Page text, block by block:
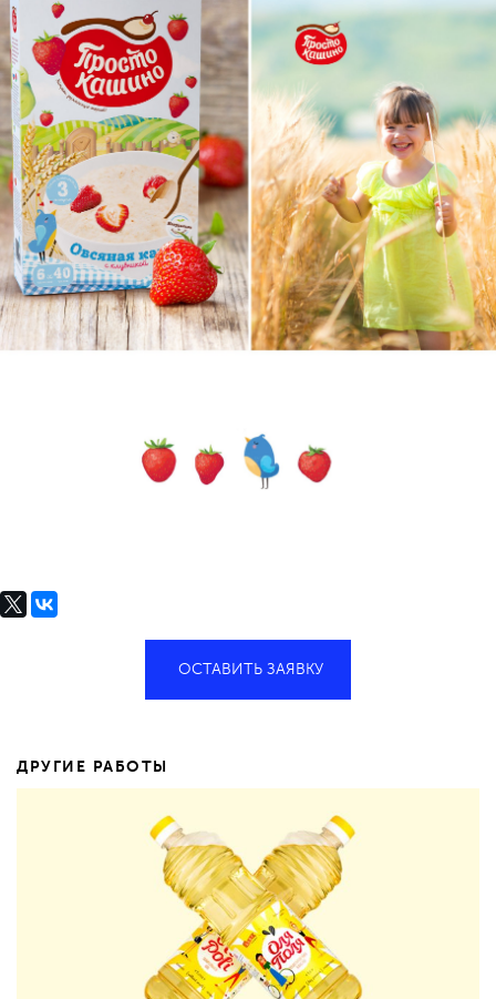
ОСТАВИТЬ ЗАЯВКУ
ДРУГИЕ РАБОТЫ